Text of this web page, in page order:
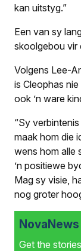
kan uitstyg.”
Een van sy
skoolgebou vir
Volgens Lee-
is Cleophas
ook ’n ware
“Sy
maak hom die
wens hom alle
’n positiewe
Mag sy visie,
nog groter
Get the